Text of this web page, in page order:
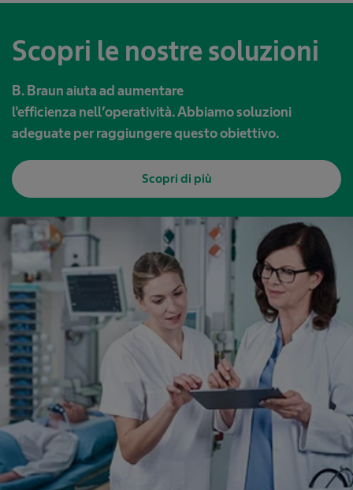
Scopri le nostre soluzioni
B. Braun aiuta ad aumentare
l'efficienza nell’operatività. Abbiamo soluzioni
adeguate per raggiungere questo obiettivo.
Scopri di più